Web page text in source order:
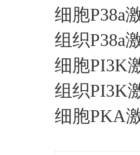
细胞P38a
组织P38a
细胞PI3K
组织PI3K
细胞PKA